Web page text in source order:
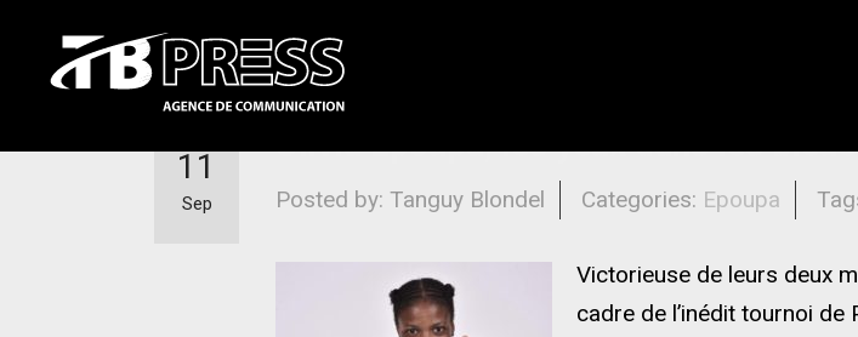
Olivia Epoupa, les yeux dans les
Posted by: Tanguy Blondel Categories: Epoupa
11
Sep
Victorieuse de leurs deux
cadre de l’inédit tournoi de